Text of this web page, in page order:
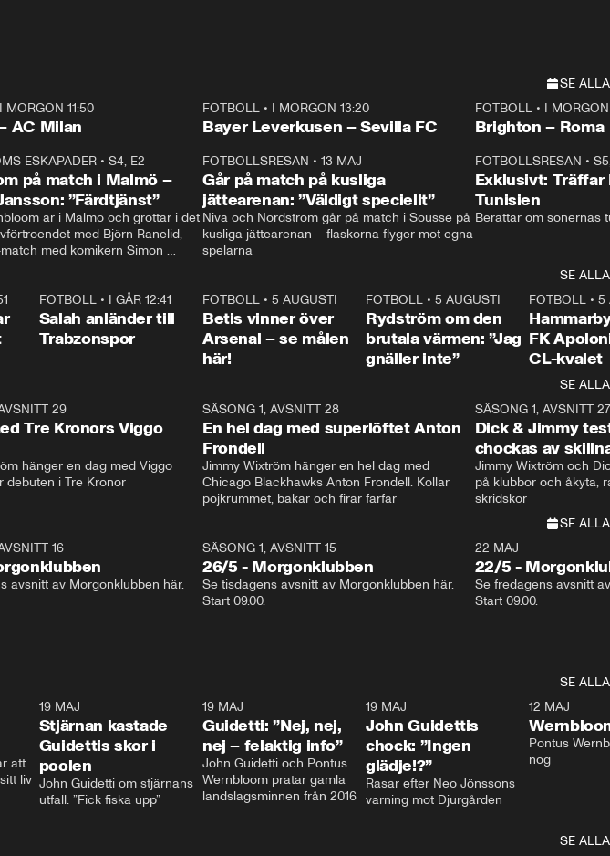
SE ALLA
I MORGON 11:50
– AC Milan
Plus
FOTBOLL• I MORGON 13:20
Bayer Leverkusen – Sevilla FC
Plus
FOTBOLL• I
Brighton – Roma
ESKAPADER •S4, E2
på match i Malmö –
”Färdtjänst”
är i Malmö och grottar i det
med Björn Ranelid,
med komikern Simon
FOTBOLLSRESAN • 13 MAJ
Går på match på kusliga
jättearenan: ”Väldigt speciellt”
Niva och Nordström går på match i Sousse på
kusliga jättearenan – flaskorna flyger mot egna
spelarna
FOTBOLLSRESAN •
Exklusivt: Träffar
Tunisien
Berättar om sönernas
SE ALLA
FOTBOLL• I GÅR 12:41
Salah anländer till
Trabzonspor
FOTBOLL• 5 AUGUSTI
Betis vinner över
Arsenal – se målen
här!
FOTBOLL •5 AUGUSTI
Rydström om den
brutala värmen: ”Jag
gnäller inte”
FOTBOLL •5
FK
CL-kvalet
SE ALLA
29
Tre Kronors Viggo
hänger en dag med Viggo
debuten i Tre Kronor
Plus
SÄSONG 1, AVSNITT 28
En hel dag med superlöftet Anton
Frondell
Jimmy Wixtröm hänger en hel dag med
Chicago Blackhawks Anton Frondell. Kollar
pojkrummet, bakar och firar farfar
SÄSONG 1, AVSNITT 27
Dick & Jimmy
chockas av
Jimmy Wixtröm och
på klubbor och åkyta,
skridskor
SE ALLA
16
avsnitt av Morgonklubben här.
SÄSONG 1, AVSNITT 15
26/5 - Morgonklubben
Se tisdagens avsnitt av Morgonklubben här.
Start 09.00.
22 MAJ
22/5 -
Se fredagens avsnitt
Start 09.00.
SE ALLA
att
liv
19 MAJ
Stjärnan kastade
Guidettis skor i
poolen
John Guidetti om stjärnans
utfall: ”Fick fiska upp”
0:39
19 MAJ
Guidetti: ”Nej, nej,
nej – felaktig info”
John Guidetti och Pontus
Wernbloom pratar gamla
landslagsminnen från 2016
0:34
19 MAJ
John Guidettis
chock: ”Ingen
glädje!?”
Rasar efter Neo Jönssons
varning mot Djurgården
12 MAJ
Pontus
nog
SE ALLA